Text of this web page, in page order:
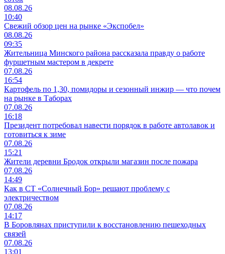
08.08.26
10:40
Свежий обзор цен на рынке «Экспобел»
08.08.26
09:35
Жительница Минского района рассказала правду о работе
фуршетным мастером в декрете
07.08.26
16:54
Картофель по 1,30, помидоры и сезонный инжир — что почем
на рынке в Таборах
07.08.26
16:18
Президент потребовал навести порядок в работе автолавок и
готовиться к зиме
07.08.26
15:21
Жители деревни Бродок открыли магазин после пожара
07.08.26
14:49
Как в СТ «Солнечный Бор» решают проблему с
электричеством
07.08.26
14:17
В Боровлянах приступили к восстановлению пешеходных
связей
07.08.26
13:01